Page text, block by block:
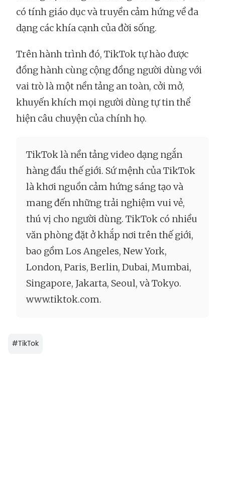
có tính giáo dục và truyền cảm hứng về đa
dạng các khía cạnh của đời sống.
Trên hành trình đó, TikTok tự hào được
đồng hành cùng cộng đồng người dùng với
vai trò là một nền tảng an toàn, cởi mở,
khuyến khích mọi người dùng tự tin thể
hiện câu chuyện của chính họ.
TikTok là nền tảng video dạng ngắn
hàng đầu thế giới. Sứ mệnh của TikTok
là khơi nguồn cảm hứng sáng tạo và
mang đến những trải nghiệm vui vẻ,
thú vị cho người dùng. TikTok có nhiều
văn phòng đặt ở khắp nơi trên thế giới,
bao gồm Los Angeles, New York,
London, Paris, Berlin, Dubai, Mumbai,
Singapore, Jakarta, Seoul, và Tokyo.
www.tiktok.com.
#TikTok